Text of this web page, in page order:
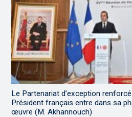
Le Partenariat d’exception
Président français entre dans sa
œuvre (M. Akhannouch)